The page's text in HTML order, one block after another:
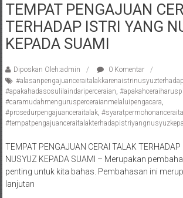
Pengacara
Perceraian/
Advokat
/
Konsultan
Hukum
/
Konsultan
Hukum
Mediator/
Mediasi/
Yogyakarta/Bantul/Sleman/Gunung
TEMPAT PENGAJUAN
TERHADAP ISTRI YANG
KEPADA SUAMI
Diposkan Oleh:admin
0 Komentar
#apakahadasosulilaindariperceraian,
#caramudahmengurusperceraianmelaluipengacara,
#prosedurpengajuanceraitalak,
TEMPAT PENGAJUAN CERAI TALAK TERHADAP
NUSYUZ KEPADA SUAMI – Merupakan
penting untuk kita bahas. Pembahasan ini
lanjutan